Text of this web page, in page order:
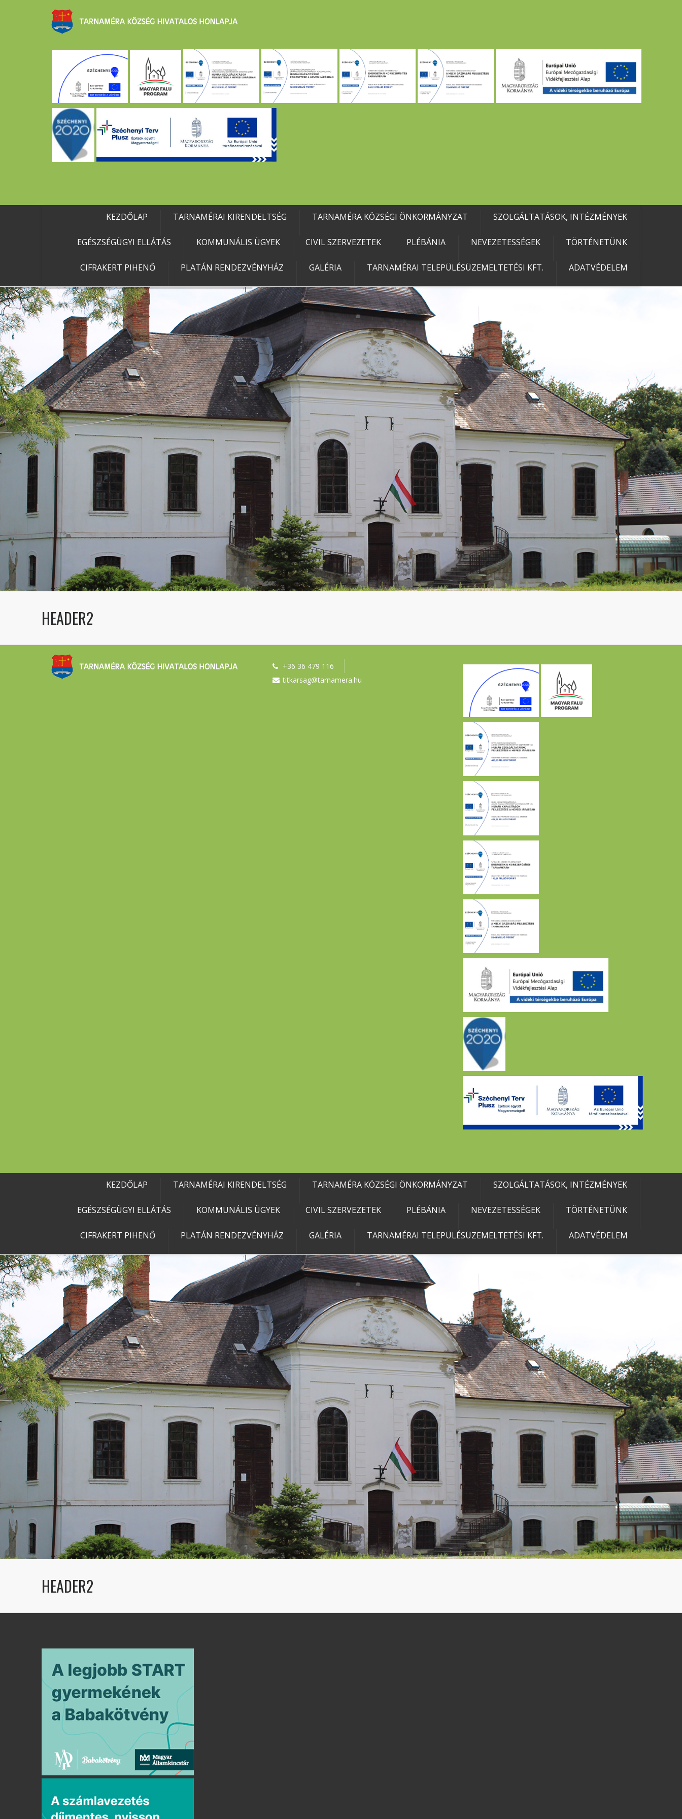
KEZDŐLAP TARNAMÉRAI KIRENDELTSÉG TARNAMÉRA KÖZSÉGI ÖNKORMÁNYZAT SZOLGÁLTATÁSOK, INTÉZMÉNYEK
EGÉSZSÉGÜGYI ELLÁTÁS KOMMUNÁLIS ÜGYEK CIVIL SZERVEZETEK PLÉBÁNIA NEVEZETESSÉGEK TÖRTÉNETÜNK
CIFRAKERT PIHENŐ PLATÁN RENDEZVÉNYHÁZ GALÉRIA TARNAMÉRAI TELEPÜLÉSÜZEMELTETÉSI KFT. ADATVÉDELEM
HEADER2
+36 36 479 116
titkarsag@tarnamera.hu
KEZDŐLAP TARNAMÉRAI KIRENDELTSÉG TARNAMÉRA KÖZSÉGI ÖNKORMÁNYZAT SZOLGÁLTATÁSOK, INTÉZMÉNYEK
EGÉSZSÉGÜGYI ELLÁTÁS KOMMUNÁLIS ÜGYEK CIVIL SZERVEZETEK PLÉBÁNIA NEVEZETESSÉGEK TÖRTÉNETÜNK
CIFRAKERT PIHENŐ PLATÁN RENDEZVÉNYHÁZ GALÉRIA TARNAMÉRAI TELEPÜLÉSÜZEMELTETÉSI KFT. ADATVÉDELEM
HEADER2